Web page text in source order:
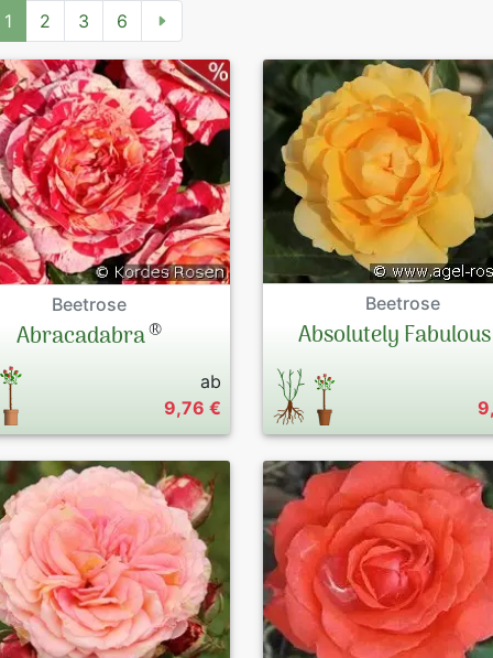
1 2 3 6
Beetrose
Abracadabra®
ab
9,76 €
Beetrose
Absolutely Fabulous